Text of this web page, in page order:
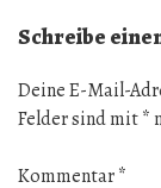
Schreibe
Deine E-Mail-
Felder sind mit*
Kommentar*